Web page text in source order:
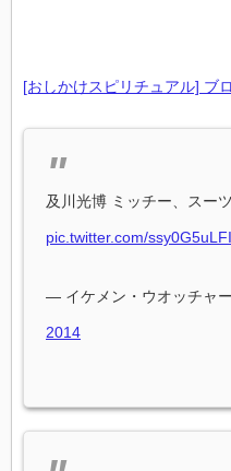
[おしかけスピリチュアル] ブ
及川光博 ミッチー、スー
pic.twitter.com/ssy0G5uLFI
— イケメン・ウオッチャ
2014